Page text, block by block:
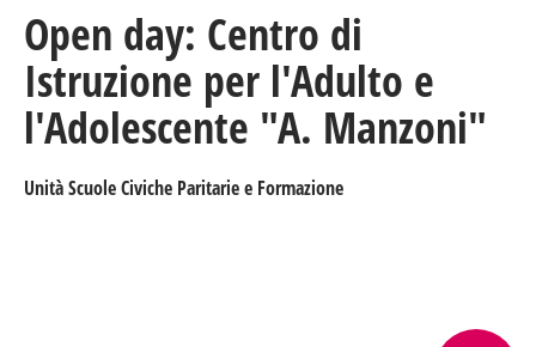
Open day: Centro di
Istruzione per l'Adulto e
l'Adolescente "A. Manzoni"
Unità Scuole Civiche Paritarie e Formazione